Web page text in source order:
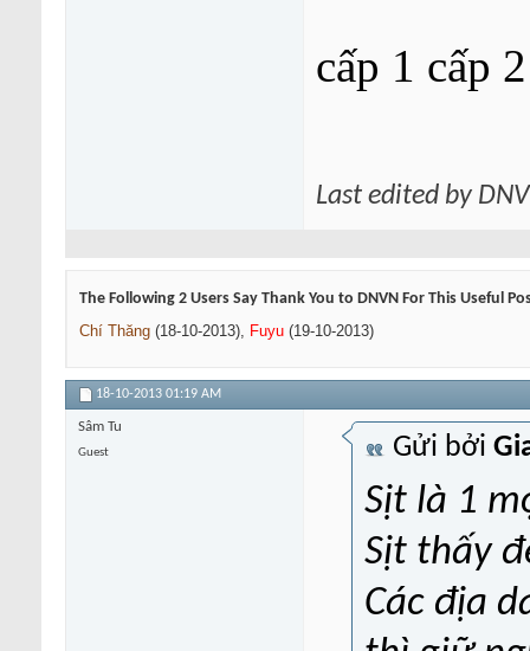
cấp 1 cấp
Last edited by
The Following 2 Users Say Thank You to DNVN For This Useful
Chí Thăng (18-10-2013), Fuyu (19-10-2013)
18-10-2013 01:19 AM
Sâm Tu
Guest Gửi bởi
Sịt là 1
Sịt thấy
Các địa